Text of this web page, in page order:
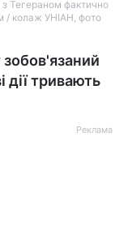
Тегераном фактично
/ колаж УНІАН, фото
зобов'язаний
дії тривають
Реклама